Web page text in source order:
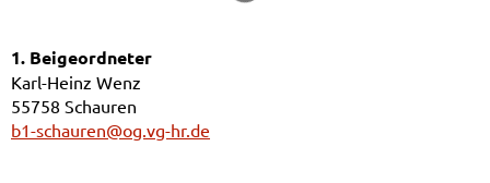
1. Beigeordneter
Karl-Heinz Wenz
55758 Schauren
b1-schauren@og.vg-hr.de